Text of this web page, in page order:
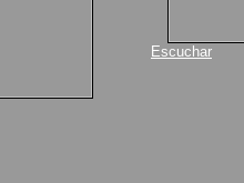
Escuchar